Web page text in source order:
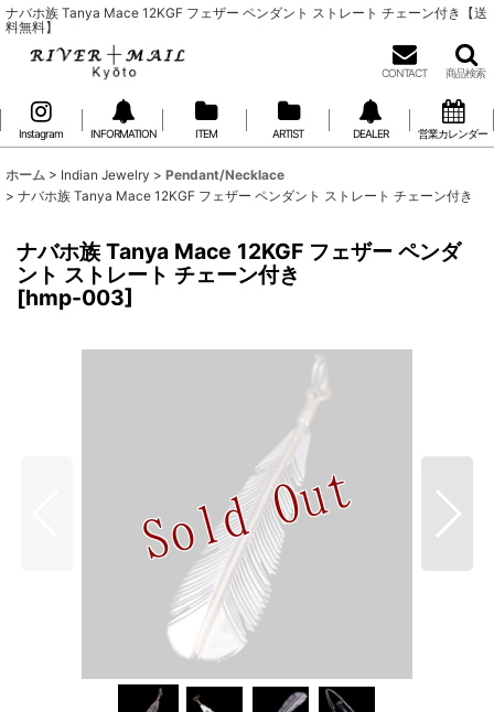
ナバホ族 Tanya Mace 12KGF フェザー ペンダント ストレート チェーン付き【送
料無料】
CONTACT 商品検索
Instagram INFORMATION ITEM ARTIST DEALER 営業カレンダー
ホーム > Indian Jewelry > Pendant/Necklace
> ナバホ族 Tanya Mace 12KGF フェザー ペンダント ストレート チェーン付き
ナバホ族 Tanya Mace 12KGF フェザー ペンダ
ント ストレート チェーン付き
[hmp-003]